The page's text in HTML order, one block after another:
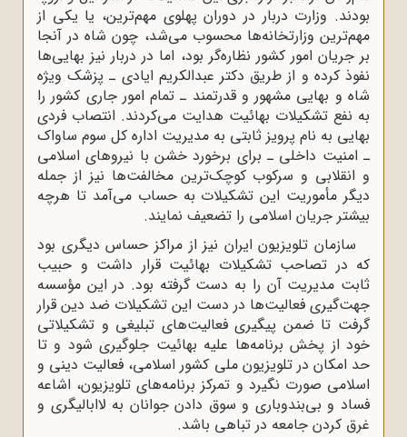
بودند. وزارت دربار در دوران پهلوی مهم‌ترین، یا یکی از
مهم‌ترین وزارتخانه‌ها محسوب می‌شد، چون شاه در آنجا
بر جریان امور کشور نظاره‌گر بود، اما در دربار نیز بهایی‌ها
نفوذ کرده و از طریق دکتر عبدالکریم ایادی ـ پزشک ویژه
شاه و بهایی مشهور و قدرتمند ـ تمام امور جاری کشور را
به نفع تشکیلات بهائیت هدایت می‌کردند. انتصاب فردی
بهایی به نام پرویز ثابتی به مدیریت اداره کل سوم ساواک
ـ امنیت داخلی ـ برای برخورد خشن با نیروهای اسلامی
و انقلابی و سرکوب کوچک‌ترین مخالفت‌ها نیز از جمله
دیگر مأموریت این تشکیلات به‌ حساب می‌آمد تا هرچه
بیشتر جریان اسلامی را تضعیف نمایند.
سازمان تلویزیون ایران نیز از مراکز حساس دیگری بود
که در تصاحب تشکیلات بهائیت قرار داشت و حبیب
ثابت مدیریت آن را به دست گرفته بود. در این مؤسسه
جهت‌گیری فعالیت‌ها در دست این تشکیلات ضد دین قرار
گرفت تا ضمن پیگیری فعالیت‌های تبلیغی و تشکیلاتی
خود از پخش برنامه‌ها علیه بهائیت جلوگیری شود و تا
حد امکان در تلویزیون ملی کشور اسلامی، فعالیت دینی و
اسلامی صورت نگیرد و تمرکز برنامه‌های تلویزیون، اشاعه
فساد و بی‌بندوباری و سوق دادن جوانان به لاابالیگری و
غرق کردن جامعه در تباهی باشد.